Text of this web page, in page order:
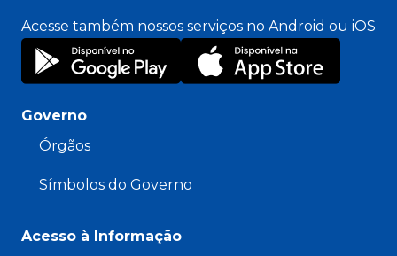
Acesse também nossos serviços no Android ou iOS
Governo
Órgãos
Símbolos do Governo
Acesso à Informação